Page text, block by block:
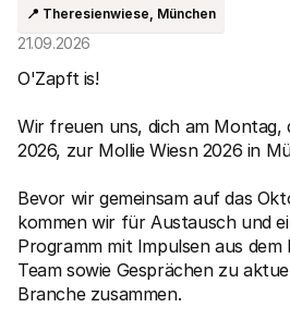
📍 Theresienwiese, München
21.09.2026
O'Zapft is!
Wir freuen uns, dich am Montag,
2026, zur Mollie Wiesn 2026 in
Bevor wir gemeinsam auf das
kommen wir für Austausch und
Programm mit Impulsen aus dem
Team sowie Gesprächen zu
Branche zusammen.
Partner
Für Agenturen
Erfahren Sie mehr über unser